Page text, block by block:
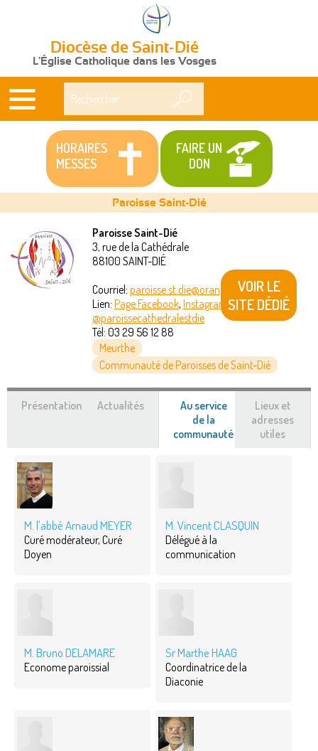
Diocèse de Saint-Dié
L'Église Catholique dans les Vosges
HORAIRES
MESSES
FAIRE UN
DON
Vous
êtes
Paroisse Saint-Dié
Paroisse Saint-Dié
3, rue de la Cathédrale
88100 SAINT-DIÉ
Courriel: paroisse.st.die@orange.fr
Lien: Page Facebook, Instagram
@paroissecathedralestdie
Tél: 03 29 56 12 88
Meurthe
Communauté de Paroisses de Saint-Dié
VOIR LE
SITE DÉDIÉ
Présentation Actualités
Au service
de la
communauté (onglet
Lieux et
adresses
utiles
M. l'abbé Arnaud MEYER
Curé modérateur, Curé
Doyen
M. Vincent CLASQUIN
Délégué à la
communication
M. Bruno DELAMARE
Econome paroissial
Sr Marthe HAAG
Coordinatrice de la
Diaconie